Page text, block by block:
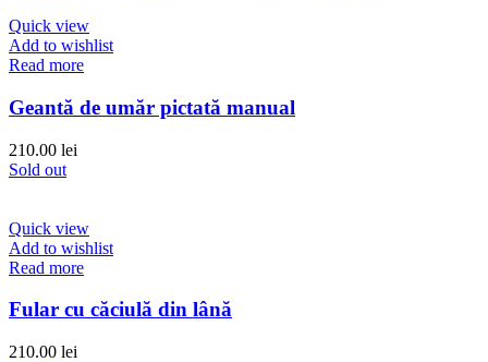
Quick view
Add to wishlist
Read more
Geantă de umăr pictată manual
210.00 lei
Sold out
Quick view
Add to wishlist
Read more
Fular cu căciulă din lână
210.00 lei